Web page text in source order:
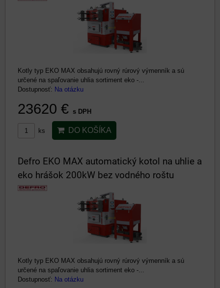
Kotly typ EKO MAX obsahujú rovný rúrový výmenník a sú
určené na spaľovanie uhlia sortiment eko -...
Dostupnosť: Na otázku
23620 € s DPH
ks DO KOŠÍKA
Defro EKO MAX automatický kotol na uhlie a
eko hrášok 200kW bez vodného roštu
Kotly typ EKO MAX obsahujú rovný rúrový výmenník a sú
určené na spaľovanie uhlia sortiment eko -...
Dostupnosť: Na otázku